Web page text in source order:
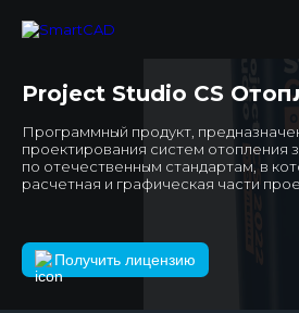
Project Studio CS
Программный продукт,
проектирования систем отопления
по отечественным стандартам, в
расчетная и графическая части
Получить лицензию